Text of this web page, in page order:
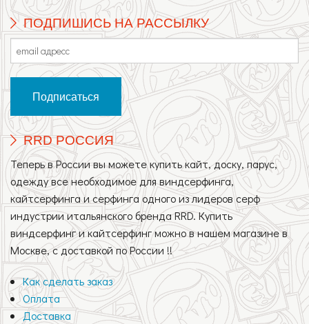
ПОДПИШИСЬ НА РАССЫЛКУ
RRD РОССИЯ
Теперь в России вы можете купить кайт, доску, парус,
одежду все необходимое для виндсерфинга,
кайтсерфинга и серфинга одного из лидеров серф
индустрии итальянского бренда RRD. Купить
виндсерфинг и кайтсерфинг можно в нашем магазине в
Москве, с доставкой по России !!
Как сделать заказ
Оплата
Доставка